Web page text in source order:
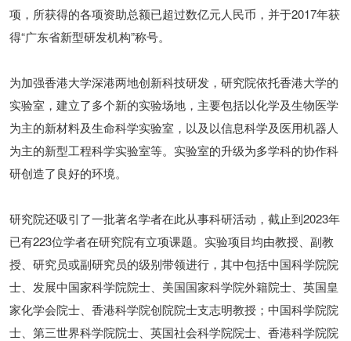
项，所获得的各项资助总额已超过数亿元人民币，并于2017年获
得“广东省新型研发机构”称号。
为加强香港大学深港两地创新科技研发，研究院依托香港大学的
实验室，建立了多个新的实验场地，主要包括以化学及生物医学
为主的新材料及生命科学实验室，以及以信息科学及医用机器人
为主的新型工程科学实验室等。实验室的升级为多学科的协作科
研创造了良好的环境。
研究院还吸引了一批著名学者在此从事科研活动，截止到2023年
已有223位学者在研究院有立项课题。实验项目均由教授、副教
授、研究员或副研究员的级别带领进行，其中包括中国科学院院
士、发展中国家科学院院士、美国国家科学院外籍院士、英国皇
家化学会院士、香港科学院创院院士支志明教授；中国科学院院
士、第三世界科学院院士、英国社会科学院院士、香港科学院院